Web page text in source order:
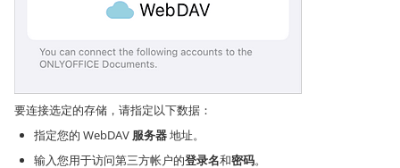
要连接选定的存储，请指定以下数据：
指定您的 WebDAV 服务器地址。
输入您用于访问第三方帐户的登录名和密码。